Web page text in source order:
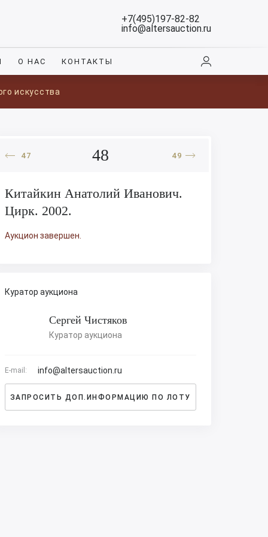
+7(495)197-82-82
info@altersauction.ru
О НАС КОНТАКТЫ
искусства
47 48 49
Китайкин Анатолий Иванович.
Цирк. 2002.
Аукцион завершен.
Куратор аукциона
Сергей Чистяков
Куратор аукциона
E-mail: info@altersauction.ru
ЗАПРОСИТЬ ДОП.ИНФОРМАЦИЮ ПО ЛОТУ